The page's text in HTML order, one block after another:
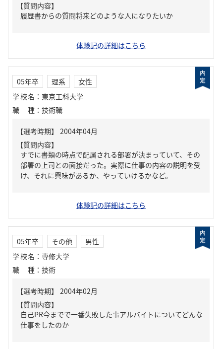
【質問内容】
履歴書からの質問将来どのような人になりたいか
体験記の詳細はこちら
05年卒 理系
女性
学校名 ： 東京工科大学
職種 ： 技術職
【質問内容】
すでに書類の時点で配属される部署が決まっていて、その
部署の上司との面接だった。実際に仕事の内容の説明を受
け、それに興味があるか、やっていけるかなど。
体験記の詳細はこちら
05年卒 その他
男性
学校名 ： 専修大学
職種 ： 技術
【質問内容】
自己PR今までで一番失敗した事アルバイトについてどんな
仕事をしたのか